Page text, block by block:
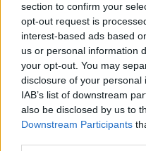
section to confirm your
opt-out request is
interest-based ads based
us or personal information
your opt-out. You may
disclosure of your
IAB’s list of downstream
also be disclosed by us to
Downstream Participants